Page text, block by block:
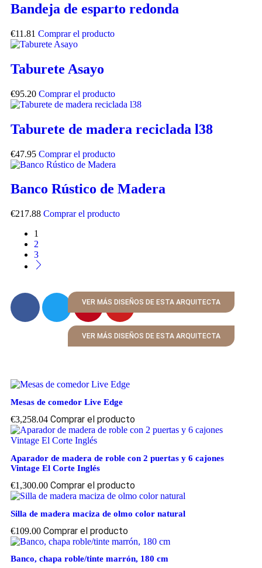
Bandeja de esparto redonda
€11.81 Comprar el producto
Taburete Asayo
€95.20 Comprar el producto
Taburete de madera reciclada l38
€47.95 Comprar el producto
Banco Rústico de Madera
€217.88 Comprar el producto
1
2
3
VER MÁS DISEÑOS DE ESTA ARQUITECTA
VER MÁS DISEÑOS DE ESTA ARQUITECTA
Mesas de comedor Live Edge
€3,258.04 Comprar el producto
Aparador de madera de roble con 2 puertas y 6 cajones
Vintage El Corte Inglés
€1,300.00 Comprar el producto
Silla de madera maciza de olmo color natural
€109.00 Comprar el producto
Banco, chapa roble/tinte marrón, 180 cm